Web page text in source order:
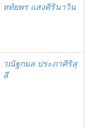
หทัยพร แสงศิรินาวิน
วณัฐกมล ประภาศิริสุ
ลี